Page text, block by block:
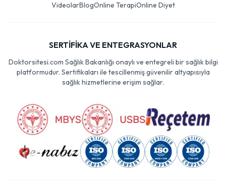
VideolarBlogOnline TerapiOnline Diyet
SERTİFİKA VE ENTEGRASYONLAR
Doktorsitesi.com Sağlık Bakanlığı onaylı ve entegreli bir sağlık bilgi
platformudur. Sertifikaları ile tescillenmiş güvenilir altyapısıyla
sağlık hizmetlerine erişim sağlar.